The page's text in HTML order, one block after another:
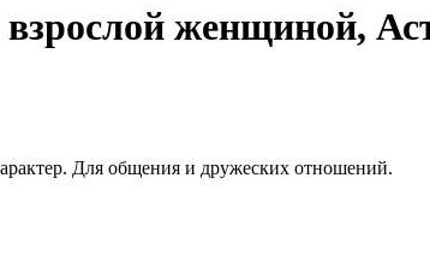
женщиной,
Для общения и дружеских отношений.